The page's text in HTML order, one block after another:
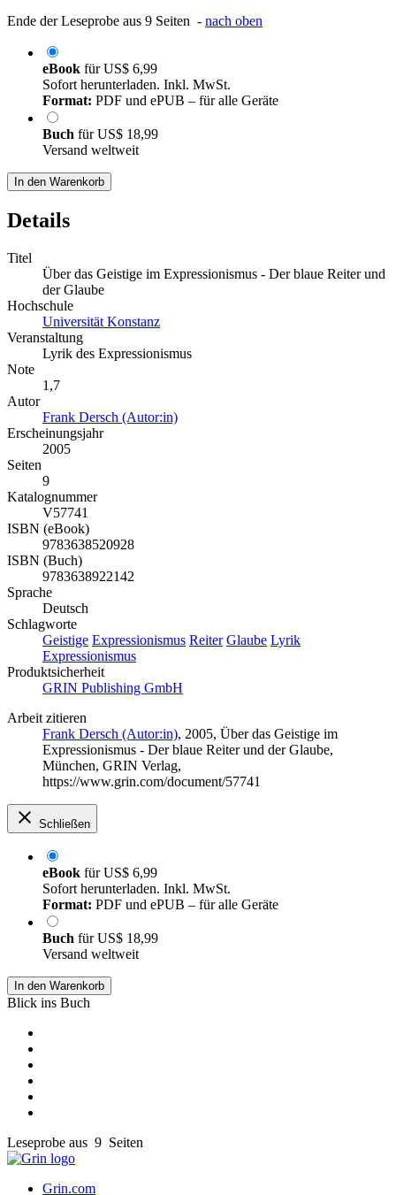
Ende der Leseprobe aus 9 Seiten - nach oben
eBook fürUS$ 6,99
Sofort herunterladen. Inkl. MwSt.
Format: PDF und ePUB – für alle Geräte
Buch fürUS$ 18,99
Versand weltweit
In den Warenkorb
Details
Titel
Über das Geistige im Expressionismus - Der blaue Reiter und
der Glaube
Hochschule
Universität Konstanz
Veranstaltung
Lyrik des Expressionismus
Note
1,7
Autor
Frank Dersch (Autor:in)
Erscheinungsjahr
2005
Seiten
9
Katalognummer
V57741
ISBN (eBook)
9783638520928
ISBN (Buch)
9783638922142
Sprache
Deutsch
Schlagworte
Geistige Expressionismus Reiter Glaube Lyrik
Expressionismus
Produktsicherheit
GRIN Publishing GmbH
Arbeit zitieren
Frank Dersch (Autor:in), 2005, Über das Geistige im
Expressionismus - Der blaue Reiter und der Glaube,
München, GRIN Verlag,
https://www.grin.com/document/57741
Schließen
eBook fürUS$ 6,99
Sofort herunterladen. Inkl. MwSt.
Format: PDF und ePUB – für alle Geräte
Buch fürUS$ 18,99
Versand weltweit
In den Warenkorb
Blick ins Buch
Leseprobe aus 9 Seiten
Grin.com